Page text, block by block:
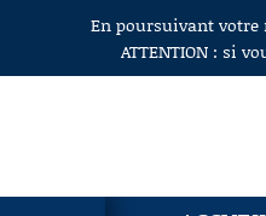
Aller au contenuEn poursuivant votre
ATTENTION : si